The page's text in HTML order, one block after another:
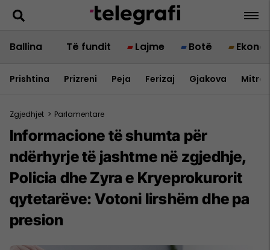
Ballina Të fundit Lajme Botë
Prishtina Prizreni Peja Ferizaj Gjakova
Zgjedhjet > Parlamentare
Informacione të shumta për
ndërhyrje të jashtme në zgjedhje,
Policia dhe Zyra e Kryeprokurorit
qytetarëve: Votoni lirshëm dhe pa
presion